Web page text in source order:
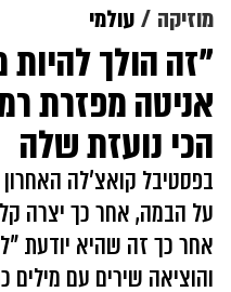
מוזיקה עולמי
"זה הולך
אניטה מפזרת
הכי נועזת שלה
בפסטיבל קואצ'לה
על הבמה, אחר כך יצרה
אחר כך זה שהיא יודעת
והוציאה שירים עם מילים